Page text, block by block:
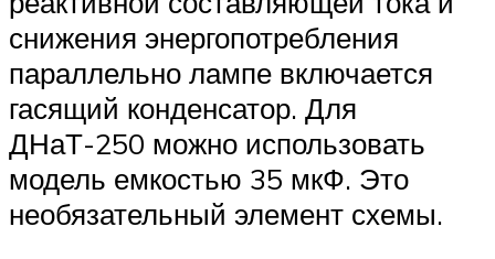
снижения энергопотребления
параллельно лампе включается
гасящий конденсатор. Для
ДНаТ-250 можно использовать
модель емкостью 35 мкФ. Это
необязательный элемент схемы.